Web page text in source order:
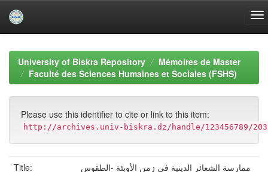
navigationUniversity of Biskra Repository
Mémoires de Master
Faculté des Sciences Humaines et Sociales (FSHS)
Please use this identifier to cite or link to this item:
http://archives.univ-biskra.dz/handle/123456789/
Title:
ممارسة الشعائر الدينية في زمن الأوبئة -الطقوس